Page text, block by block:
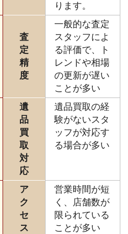
ります。
査
定
精
度
一般的な査定
スタッフによ
る評価で、ト
レンドや相場
の更新が遅い
ことが多い
遺
品
買
取
対
応
遺品買取の経
験がないスタ
ッフが対応す
る場合が多い
ア
ク
セ
ス
営業時間が短
く、店舗数が
限られている
ことが多い